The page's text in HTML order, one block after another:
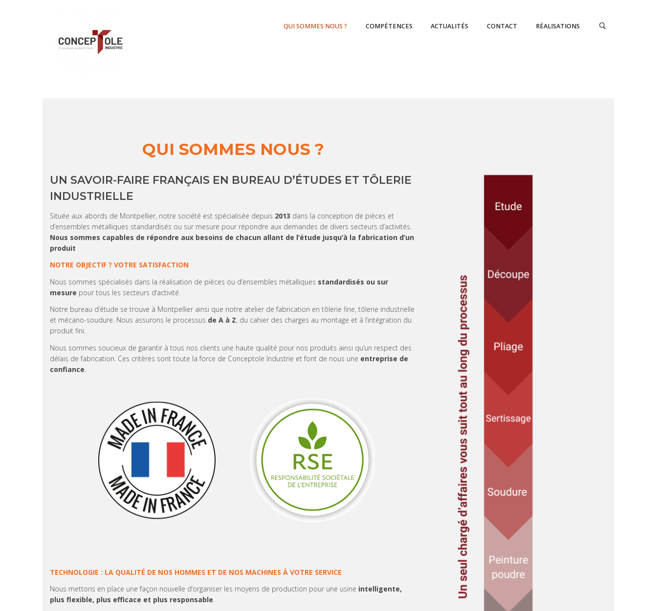
QUI SOMMES NOUS ? COMPÉTENCES ACTUALITÉS CONTACT RÉALISATIONS
QUI SOMMES NOUS ?
UN SAVOIR-FAIRE FRANÇAIS EN BUREAU D’ÉTUDES ET TÔLERIE
INDUSTRIELLE
Située aux abords de Montpellier, notre société est spécialisée depuis 2013 dans la conception de pièces et
d’ensembles métalliques standardisés ou sur mesure pour répondre aux demandes de divers secteurs d’activités.
Nous sommes capables de répondre aux besoins de chacun allant de l’étude jusqu’à la fabrication d’un
produit
NOTRE OBJECTIF ? VOTRE SATISFACTION
Nous sommes spécialisés dans la réalisation de pièces ou d’ensembles métalliques standardisés ou sur
mesure pour tous les secteurs d’activité.
Notre bureau d’étude se trouve à Montpellier ainsi que notre atelier de fabrication en tôlerie fine, tôlerie industrielle
et mécano-soudure. Nous assurons le processus de A à Z, du cahier des charges au montage et à l’intégration du
produit fini.
Nous sommes soucieux de garantir à tous nos clients une haute qualité pour nos produits ainsi qu’un respect des
délais de fabrication. Ces critères sont toute la force de Conceptole Industrie et font de nous une entreprise de
confiance
TECHNOLOGIE : LA QUALITÉ DE NOS HOMMES ET DE NOS MACHINES À VOTRE SERVICE
Nous mettons en place une façon nouvelle d’organiser les moyens de production pour une usine intelligente,
plus flexible, plus efficace et plus responsable.